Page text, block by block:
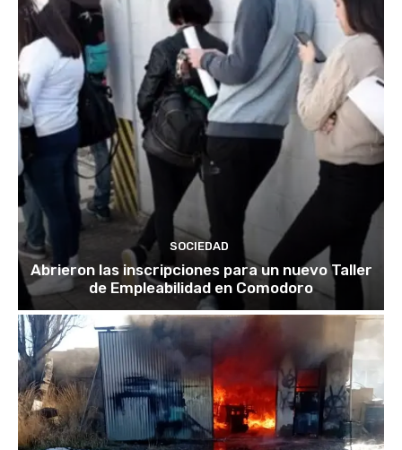
SOCIEDAD
Abrieron las inscripciones para un nuevo Taller
de Empleabilidad en Comodoro